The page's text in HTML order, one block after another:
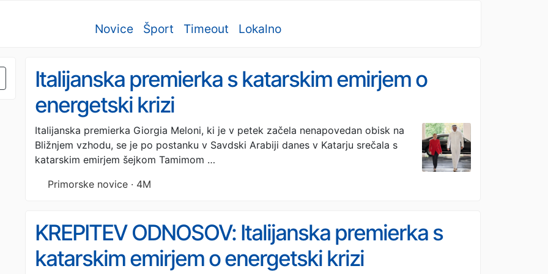
Novice Šport Timeout Lokalno
Italijanska premierka s katarskim emirjem o
energetski krizi
Italijanska premierka Giorgia Meloni, ki je v petek začela nenapovedan obisk na
Bližnjem vzhodu, se je po postanku v Savdski Arabiji danes v Katarju srečala s
katarskim emirjem šejkom Tamimom …
Primorske novice · 4M
KREPITEV ODNOSOV: Italijanska premierka s
katarskim emirjem o energetski krizi